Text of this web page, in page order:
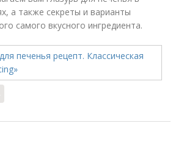
а также секреты и варианты
самого вкусного ингредиента.